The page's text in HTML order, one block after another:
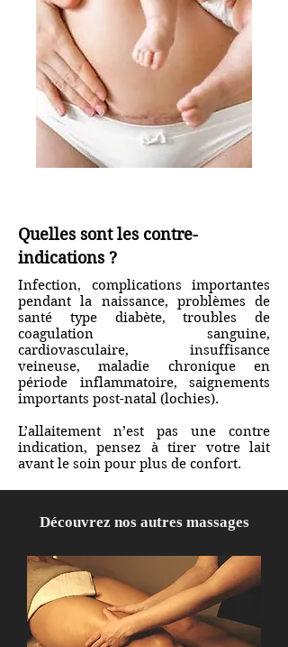
Quelles sont les contre-
indications ?
Infection, complications importantes
pendant la naissance, problèmes de
santé type diabète, troubles de
coagulation sanguine,
cardiovasculaire, insuffisance
veineuse, maladie chronique en
période inflammatoire, saignements
importants post-natal (lochies).
L’allaitement n’est pas une contre
indication, pensez à tirer votre lait
avant le soin pour plus de confort.
Découvrez nos autres massages